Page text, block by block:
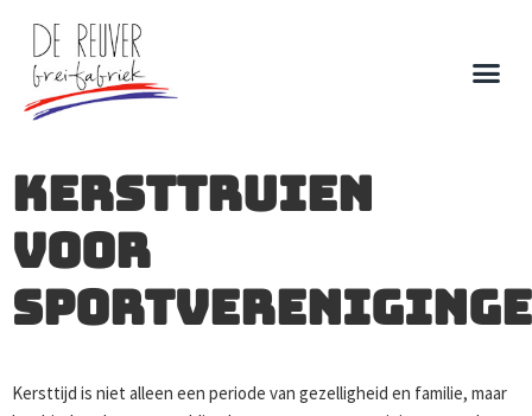
Kersttruien
voor
Kersttijd is niet alleen een periode van gezelligheid en familie, maar